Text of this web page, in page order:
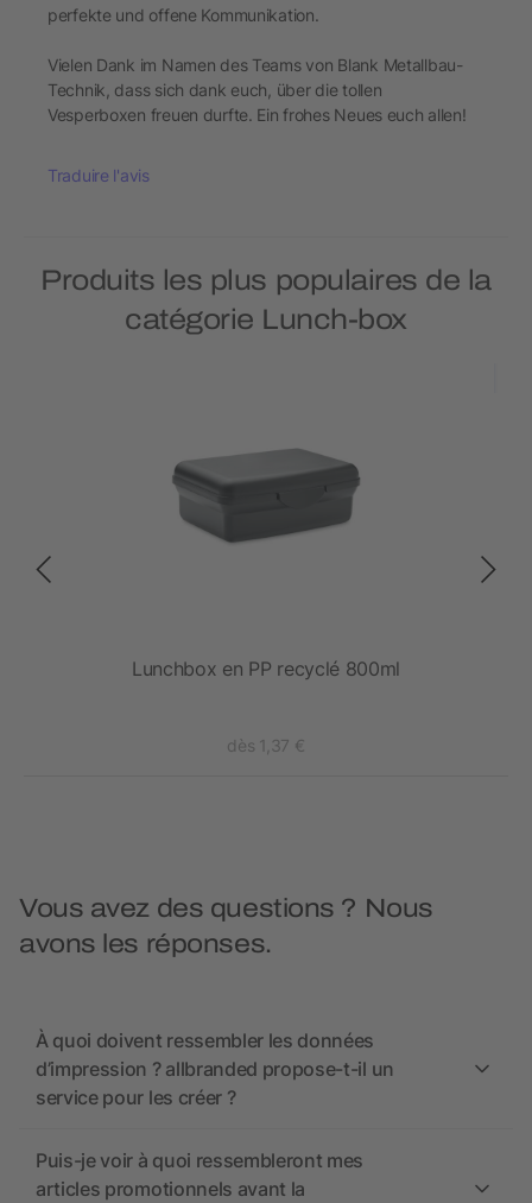
perfekte und offene Kommunikation.
Vielen Dank im Namen des Teams von Blank Metallbau-
Technik, dass sich dank euch, über die tollen
Vesperboxen freuen durfte. Ein frohes Neues euch allen!
Traduire l'avis
Produits les plus populaires de la
catégorie Lunch-box
Lunchbox en PP recyclé 800ml
dès 1,37 €
Vous avez des questions ? Nous
avons les réponses.
À quoi doivent ressembler les données
d’impression ? allbranded propose-t-il un
service pour les créer ?
Puis-je voir à quoi ressembleront mes
articles promotionnels avant la